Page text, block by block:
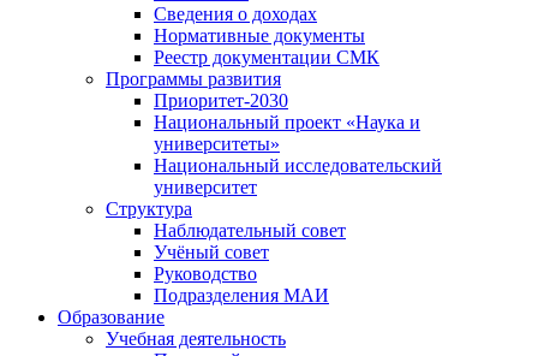
Сведения о доходах
Нормативные документы
Реестр документации СМК
Программы развития
Приоритет-2030
Национальный проект «Наука и
университеты»
Национальный исследовательский
университет
Структура
Наблюдательный совет
Учёный совет
Руководство
Подразделения МАИ
Образование
Учебная деятельность